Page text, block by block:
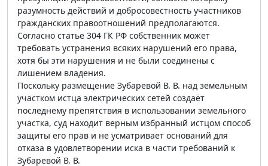
разумность действий и добросовестность участников
гражданских правоотношений предполагаются.
Согласно статье 304 ГК РФ собственник может
требовать устранения всяких нарушений его права,
хотя бы эти нарушения и не были соединены с
лишением владения.
Поскольку размещение Зубаревой В. В. над земельным
участком истца электрических сетей создаёт
последнему препятствия в использовании земельного
участка, суд находит верным избранный истцом способ
защиты его прав и не усматривает оснований для
отказа в удовлетворении иска в части требований к
Зубаревой В. В.